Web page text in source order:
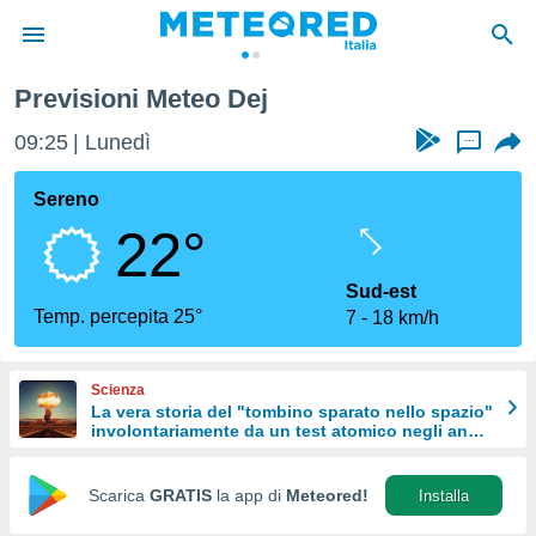
di
per
le
di
Web
Previsioni Meteo Dej
09:26 Lunedì ...
Sereno
22°
Temp. percepita 25°
Sud-est
7
18 km/h
Scienza
La vera storia del "tombino sparato nello spazio"
involontariamente da un test atomico negli anni
Scarica GRATIS la app di Meteored! Installa